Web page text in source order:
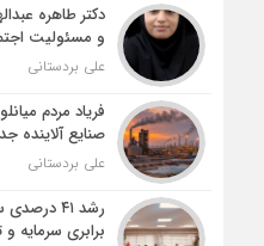
دکتر طاهره
و مسئولیت
علی بردستانی
فریاد مردم
صنایع
علی بردستانی
برابری سرمایه